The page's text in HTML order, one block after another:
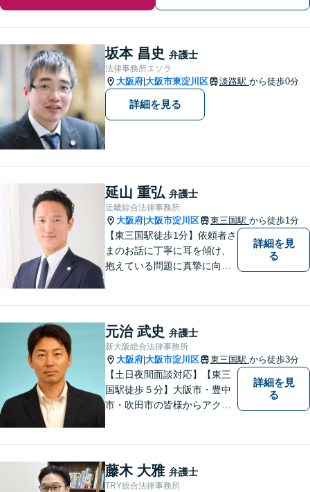
坂本 昌史 弁護士
法律事務所エソラ
大阪府 大阪市東淀川区 淡路駅 から徒歩0分
詳細を見る
延山 重弘 弁護士
近畿綜合法律事務所
大阪府 大阪市淀川区 東三国駅 から徒歩1分
【東三国駅徒歩1分】依頼者さ
まのお話に丁寧に耳を傾け、
抱えている問題に真摯に向き
します。まずはお気軽にご相
談にいらしてください。【休
日夜間相談可】
詳細を見
る
元治 武史 弁護士
新大阪総合法律事務所
大阪府 大阪市淀川区 東三国駅 から徒歩3分
【土日夜間面談対応】【東三
国駅徒歩５分】大阪市・豊中
市・吹田市の皆様からアクセ
詳細を見
る
藤木 大雅 弁護士
TRY総合法律事務所